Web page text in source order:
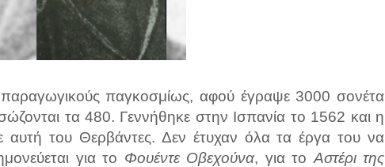
παγκοσμίως, αφού έγραψε 3000 σονέτα
τα 480. Γεννήθηκε στην Ισπανία το 1562 και η
αυτή του Θερβάντες. Δεν έτυχαν όλα τα έργα του να
για το Φουέντε Οβεχούνα, για το Αστέρι της